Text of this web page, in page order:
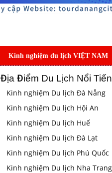
Kinh nghiệm du lịch VIỆT NAM
Địa Điểm Du Lịch Nổi
Kinh nghiệm Du lịch Đà Nẵng
Kinh nghiệm Du lịch Hội An
Kinh nghiệm Du lịch Huế
Kinh nghiệm Du lịch Đà Lạt
Kinh nghiệm Du lịch Phú Quốc
Kinh nghiệm Du lịch Nha Trang